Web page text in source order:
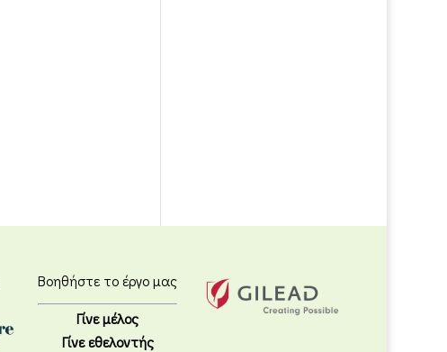
Βοηθήστε το έργο μας
Γίνε μέλος
Γίνε εθελοντής